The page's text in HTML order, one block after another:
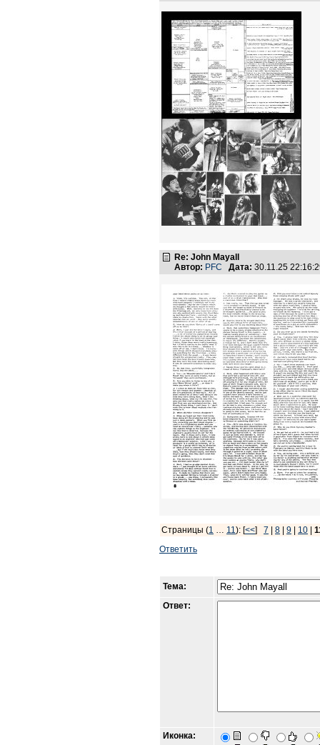
Re: John Mayall
Автор: PFC Дата: 30.11.25
Страницы (1 … 11): [<<] 7 8 9 10
Ответить
Тема:
Ответ:
Иконка: